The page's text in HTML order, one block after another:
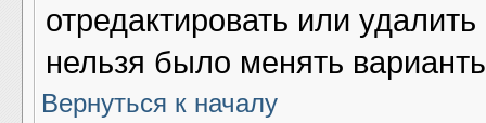
отредактировать или
нельзя было менять
Вернуться к началу